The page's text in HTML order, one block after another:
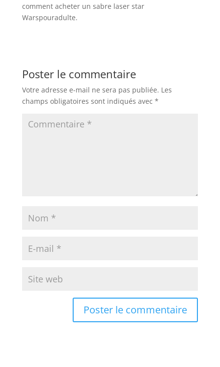
comment acheter un sabre laser star
Warspouradulte.
Poster le commentaire
Votre adresse e-mail ne sera pas publiée. Les
champs obligatoires sont indiqués avec *